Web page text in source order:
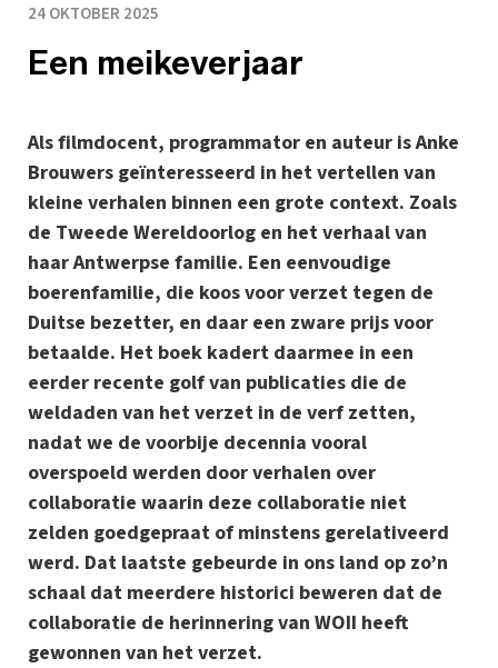
24 OKTOBER 2025
Een meikeverjaar
Als filmdocent, programmator en auteur is Anke
Brouwers geïnteresseerd in het vertellen van
kleine verhalen binnen een grote context. Zoals
de Tweede Wereldoorlog en het verhaal van
haar Antwerpse familie. Een eenvoudige
boerenfamilie, die koos voor verzet tegen de
Duitse bezetter, en daar een zware prijs voor
betaalde. Het boek kadert daarmee in een
eerder recente golf van publicaties die de
weldaden van het verzet in de verf zetten,
nadat we de voorbije decennia vooral
overspoeld werden door verhalen over
collaboratie waarin deze collaboratie niet
zelden goedgepraat of minstens gerelativeerd
werd. Dat laatste gebeurde in ons land op zo’n
schaal dat meerdere historici beweren dat de
collaboratie de herinnering van WOII heeft
gewonnen van het verzet.